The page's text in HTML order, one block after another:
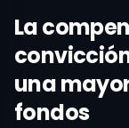
La
una
fondos